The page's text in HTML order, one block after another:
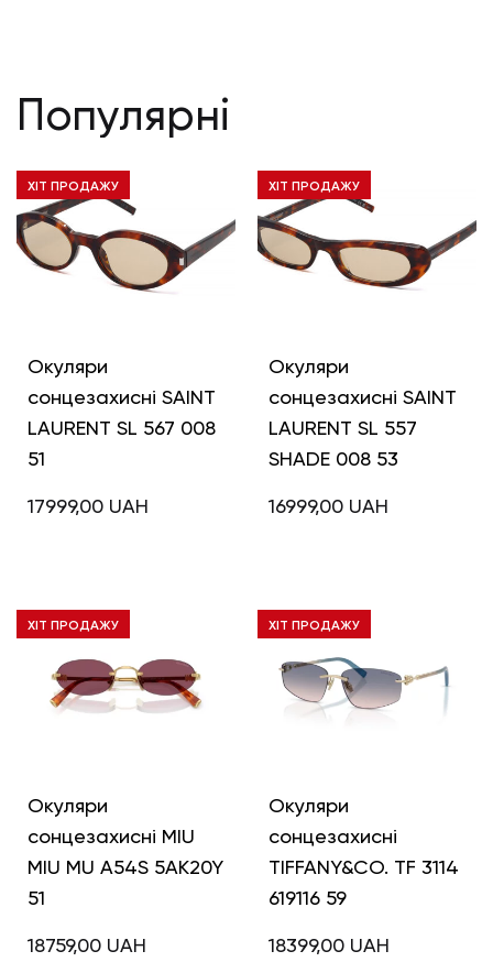
Популярні
ХІТ ПРОДАЖУ
Окуляри
сонцезахисні SAINT
LAURENT SL 567 008
51
17999,00 UAH
ХІТ ПРОДАЖУ
Окуляри
сонцезахисні SAINT
LAURENT SL 557
SHADE 008 53
16999,00 UAH
ХІТ ПРОДАЖУ
Окуляри
сонцезахисні MIU
MIU MU A54S 5AK20Y
51
18759,00 UAH
ХІТ ПРОДАЖУ
Окуляри
сонцезахисні
TIFFANY&CO. TF 3114
619116 59
18399,00 UAH